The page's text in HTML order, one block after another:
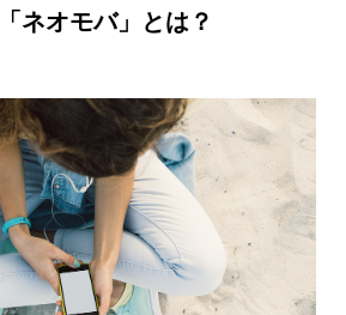
ネオモバ」とは？